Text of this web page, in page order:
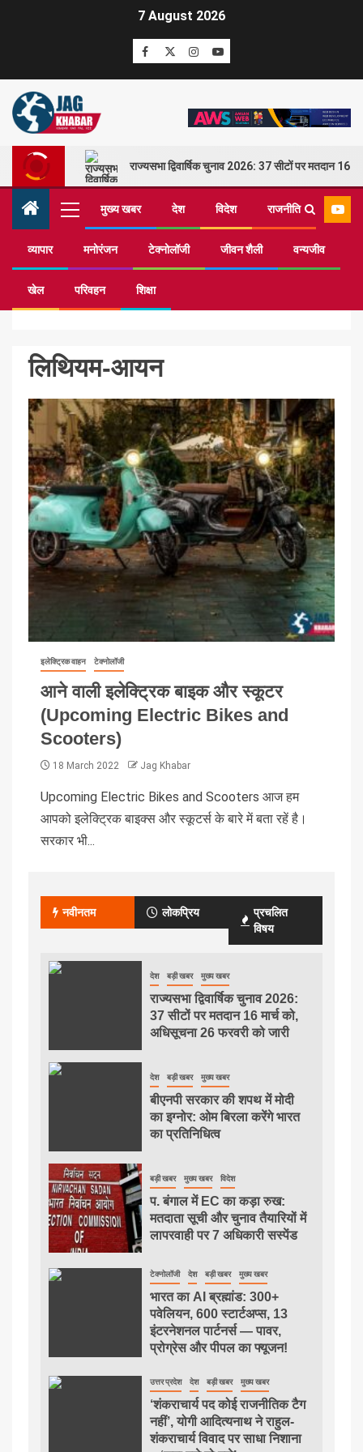
7 August 2026
राज्यसभा द्विवार्षिक चुनाव 2026: 37 सीटों पर मतदान 16
मुख्य खबर देश विदेश राजनीति
व्यापार मनोरंजन टेक्नोलॉजी जीवन शैली वन्यजीव
खेल परिवहन शिक्षा
Home लिथियम-आयन
लिथियम-आयन
इलेक्ट्रिक वाहन टेक्नोलॉजी
आने वाली इलेक्ट्रिक बाइक और स्कूटर
(Upcoming Electric Bikes and
Scooters)
18 March 2022 Jag Khabar
Upcoming Electric Bikes and Scooters आज हम
आपको इलेक्ट्रिक बाइक्स और स्कूटर्स के बारे में बता रहें है।
सरकार भी...
नवीनतम लोकप्रिय
प्रचलित
विषय
देश बड़ी खबर मुख्य खबर
राज्यसभा द्विवार्षिक चुनाव 2026:
37 सीटों पर मतदान 16 मार्च को,
अधिसूचना 26 फरवरी को जारी
देश बड़ी खबर मुख्य खबर
बीएनपी सरकार की शपथ में मोदी
का इग्नोर: ओम बिरला करेंगे भारत
का प्रतिनिधित्व
बड़ी खबर मुख्य खबर विदेश
प. बंगाल में EC का कड़ा रुख:
मतदाता सूची और चुनाव तैयारियों में
लापरवाही पर 7 अधिकारी सस्पेंड
टेक्नोलॉजी देश बड़ी खबर मुख्य खबर
भारत का AI ब्रह्मांड: 300+
पवेलियन, 600 स्टार्टअप्स, 13
इंटरनेशनल पार्टनर्स — पावर,
प्रोग्रेस और पीपल का फ्यूजन!
उत्तर प्रदेश देश बड़ी खबर मुख्य खबर
‘शंकराचार्य पद कोई राजनीतिक टैग
नहीं’, योगी आदित्यनाथ ने राहुल-
शंकराचार्य विवाद पर साधा निशाना